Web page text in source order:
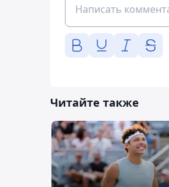
Читайте также